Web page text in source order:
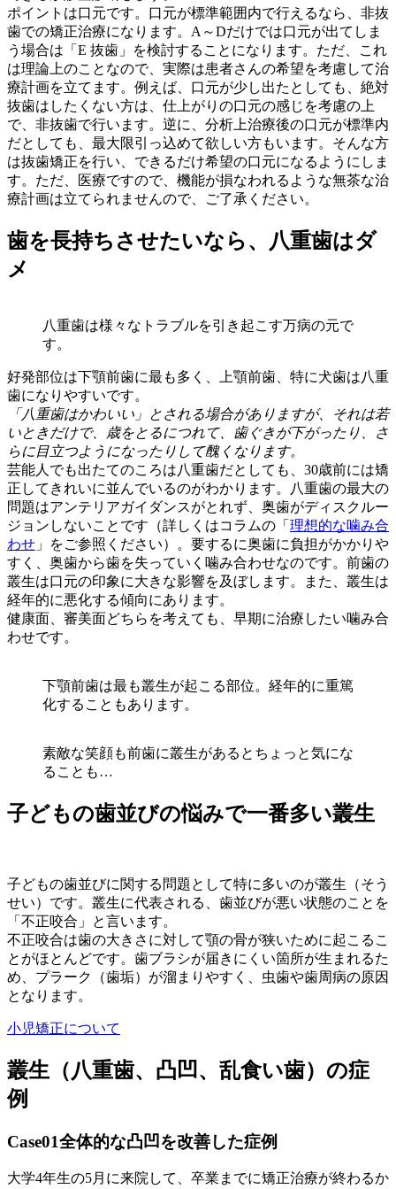
ポイントは口元です。口元が標準範囲内で行えるなら、非抜
歯での矯正治療になります。A～Dだけでは口元が出てしま
う場合は「E 抜歯」を検討することになります。ただ、これ
は理論上のことなので、実際は患者さんの希望を考慮して治
療計画を立てます。例えば、口元が少し出たとしても、絶対
抜歯はしたくない方は、仕上がりの口元の感じを考慮の上
で、非抜歯で行います。逆に、分析上治療後の口元が標準内
だとしても、最大限引っ込めて欲しい方もいます。そんな方
は抜歯矯正を行い、できるだけ希望の口元になるようにしま
す。ただ、医療ですので、機能が損なわれるような無茶な治
療計画は立てられませんので、ご了承ください。
歯を長持ちさせたいなら、八重歯はダ
メ
八重歯は様々なトラブルを引き起こす万病の元で
す。
好発部位は下顎前歯に最も多く、上顎前歯、特に犬歯は八重
歯になりやすいです。
「八重歯はかわいい」とされる場合がありますが、それは若
いときだけで、歳をとるにつれて、歯ぐきが下がったり、さ
らに目立つようになったりして醜くなります。
芸能人でも出たてのころは八重歯だとしても、30歳前には矯
正してきれいに並んでいるのがわかります。八重歯の最大の
問題はアンテリアガイダンスがとれず、奥歯がディスクルー
ジョンしないことです（詳しくはコラムの「 理想的な噛み合
わせ 」をご参照ください）。要するに奥歯に負担がかかりや
すく、奥歯から歯を失っていく噛み合わせなのです。前歯の
叢生は口元の印象に大きな影響を及ぼします。また、叢生は
経年的に悪化する傾向にあります。
健康面、審美面どちらを考えても、早期に治療したい噛み合
わせです。
下顎前歯は最も叢生が起こる部位。経年的に重篤
化することもあります。
素敵な笑顔も前歯に叢生があるとちょっと気にな
ることも…
子どもの歯並びの悩みで一番多い叢生
子どもの歯並びに関する問題として特に多いのが叢生（そう
せい）です。叢生に代表される、歯並びが悪い状態のことを
「不正咬合」と言います。
不正咬合は歯の大きさに対して顎の骨が狭いために起こるこ
とがほとんどです。歯ブラシが届きにくい箇所が生まれるた
め、プラーク（歯垢）が溜まりやすく、虫歯や歯周病の原因
となります。
小児矯正について
叢生（八重歯、凸凹、乱食い歯）の症
例
Case01全体的な凸凹を改善した症例
大学4年生の5月に来院して、卒業までに矯正治療が終わるか